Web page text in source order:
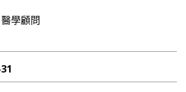
醫學顧問